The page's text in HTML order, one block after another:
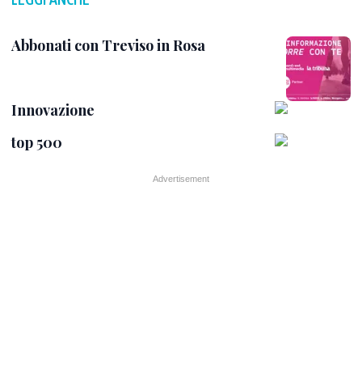
Abbonati con Treviso in Rosa
Innovazione
top 500